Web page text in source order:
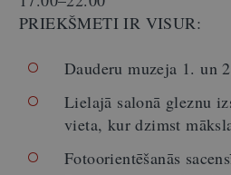
PRIEKŠMETI IR VISUR:
Dauderu muzeja 1. un
Lielajā salonā gleznu
vieta, kur dzimst
Fotoorientēšanās